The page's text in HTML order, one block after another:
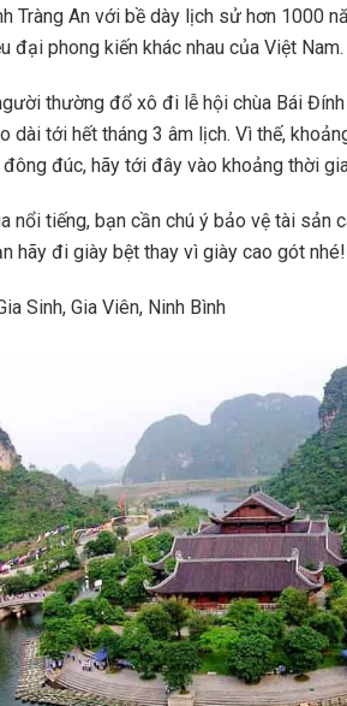
Tràng An với bề dày lịch sử hơn 1000
đại phong kiến khác nhau của Việt
thường đổ xô đi lễ hội chùa Bái
dài tới hết tháng 3 âm lịch. Vì thế,
đúc, hãy tới đây vào khoảng thời
nổi tiếng, bạn cần chú ý bảo vệ tài sản
hãy đi giày bệt thay vì giày cao gót nhé!
Sinh, Gia Viên, Ninh Bình